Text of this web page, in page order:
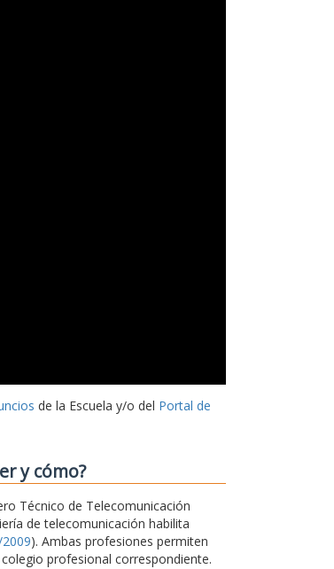
de la Escuela y/o del Portal de
y cómo?
Técnico de Telecomunicación
de telecomunicación habilita
). Ambas profesiones permiten
profesional correspondiente.